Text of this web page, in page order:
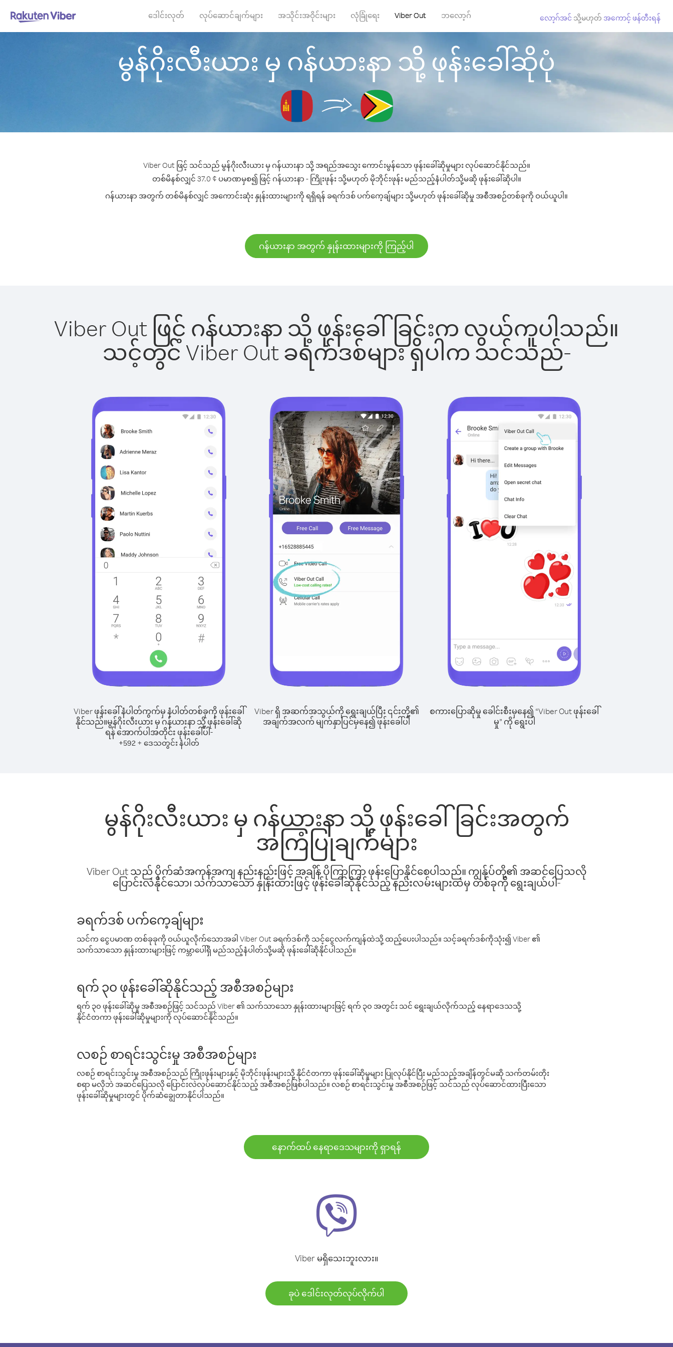
ဒေါင်းလုတ် လုပ်ဆောင်ချက်များ အသိုင်းအဝိုင်းများ လုံခြုံရေး Viber Out ဘလော့ဂ် လော့ဂ်အင် သို့မဟုတ် အကောင့် ဖန်တီးရန်
မွန်ဂိုးလီးယား မှ ဂန်ယားနာ သို့ ဖုန်းခေါ်ဆိုပုံ
Viber Out ဖြင့် သင်သည် မွန်ဂိုးလီးယား မှ ဂန်ယားနာ သို့ အရည်အသွေး ကောင်းမွန်သော ဖုန်းခေါ်ဆိုမှုများ လုပ်ဆောင်နိုင်သည်။
တစ်မိနစ်လျှင် 37.0 ¢ ပမာဏမှစ၍ ဖြင့် ဂန်ယားနာ - ကြိုးဖုန်း သို့မဟုတ် မိုဘိုင်းဖုန်း မည်သည့်နံပါတ်သို့မဆို ဖုန်းခေါ်ဆိုပါ။
ဂန်ယားနာ အတွက် တစ်မိနစ်လျှင် အကောင်းဆုံး နှုန်းထားများကို ရရှိရန် ခရက်ဒစ် ပက်ကေ့ချ်များ သို့မဟုတ် ဖုန်းခေါ်ဆိုမှု အစီအစဉ်တစ်ခုကို ဝယ်ယူပါ။
ဂန်ယားနာ အတွက် နှုန်းထားများကို ကြည့်ပါ
Viber Out ဖြင့် ဂန်ယားနာ သို့ ဖုန်းခေါ်ခြင်းက လွယ်ကူပါသည်။
သင့်တွင် Viber Out ခရက်ဒစ်များ ရှိပါက သင်သည်-
Viber ဖုန်းခေါ်နံပါတ်ကွက်မှ နံပါတ်တစ်ခုကို ဖုန်းခေါ်
နိုင်သည်။မွန်ဂိုးလီးယား မှ ဂန်ယားနာ သို့ ဖုန်းခေါ်ဆို
ရန် အောက်ပါအတိုင်း ဖုန်းခေါ်ပါ-
+592+ ဒေသတွင်း နံပါတ်
Viber ရှိ အဆက်အသွယ်ကို ရွေးချယ်ပြီး ၎င်းတို့၏
အချက်အလက် မျက်နှာပြင်မှနေ၍ ဖုန်းခေါ်ပါ
စကားပြောဆိုမှု ခေါင်းစီးမှနေ၍ “Viber Out ဖုန်းခေါ်
မှု” ကို ရွေးပါ
မွန်ဂိုးလီးယား မှ ဂန်ယားနာ သို့ ဖုန်းခေါ်ခြင်းအတွက်
အကြံပြုချက်များ
Viber Out သည် ပိုက်ဆံအကုန်အကျ နည်းနည်းဖြင့် အချိန် ပိုကြာကြာ ဖုန်းပြောနိုင်စေပါသည်။ ကျွန်ုပ်တို့၏ အဆင်ပြေသလို
ပြောင်းလဲနိုင်သော၊ သက်သာသော နှုန်းထားဖြင့် ဖုန်းခေါ်ဆိုနိုင်သည့် နည်းလမ်းများထဲမှ တစ်ခုကို ရွေးချယ်ပါ-
ခရက်ဒစ် ပက်ကေ့ချ်များ
သင်က ငွေပမာဏ တစ်ခုခုကို ဝယ်ယူလိုက်သောအခါ Viber Out ခရက်ဒစ်ကို သင့်ငွေလက်ကျန်ထဲသို့ ထည့်ပေးပါသည်။ သင့်ခရက်ဒစ်ကိုသုံး၍ Viber ၏
သက်သာသော နှုန်းထားများဖြင့် ကမ္ဘာပေါ်ရှိ မည်သည့်နံပါတ်သို့မဆို ဖုန်းခေါ်ဆိုနိုင်ပါသည်။
ရက် ၃၀ ဖုန်းခေါ်ဆိုနိုင်သည့် အစီအစဉ်များ
ရက် ၃၀ ဖုန်းခေါ်ဆိုမှု အစီအစဉ်ဖြင့် သင်သည် Viber ၏ သက်သာသော နှုန်းထားများဖြင့် ရက် ၃၀ အတွင်း သင် ရွေးချယ်လိုက်သည့် နေရာဒေသသို့
နိုင်ငံတကာ ဖုန်းခေါ်ဆိုမှုများကို လုပ်ဆောင်နိုင်သည်။
လစဉ် စာရင်းသွင်းမှု အစီအစဉ်များ
လစဉ် စာရင်းသွင်းမှု အစီအစဉ်သည် ကြိုးဖုန်းများနှင့် မိုဘိုင်းဖုန်းများသို့ နိုင်ငံတကာ ဖုန်းခေါ်ဆိုမှုများ ပြုလုပ်နိုင်ပြီး မည်သည့်အချိန်တွင်မဆို သက်တမ်းတိုး
စရာ မလိုဘဲ အဆင်ပြေသလို ပြောင်းလဲလုပ်ဆောင်နိုင်သည့် အစီအစဉ်ဖြစ်ပါသည်။ လစဉ် စာရင်းသွင်းမှု အစီအစဉ်ဖြင့် သင်သည် လုပ်ဆောင်ထားပြီးသော
ဖုန်းခေါ်ဆိုမှုများတွင် ပိုက်ဆံချွေတာနိုင်ပါသည်။
နောက်ထပ် နေရာဒေသများကို ရှာရန်
Viber မရှိသေးဘူးလား။
ခုပဲ ဒေါင်းလုတ်လုပ်လိုက်ပါ